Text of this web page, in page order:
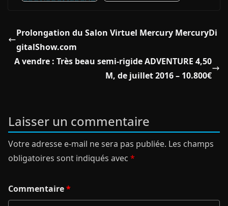
Prolongation du Salon Virtuel Mercury MercuryDi
gitalShow.com
A vendre : Très beau semi-rigide ADVENTURE 4,50
M, de juillet 2016 – 10.800€
Laisser un commentaire
Votre adresse e-mail ne sera pas publiée. Les champs
obligatoires sont indiqués avec *
Commentaire*